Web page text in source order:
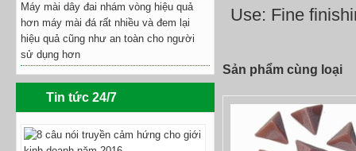
Use: Fine
Sản phẩm cùng loại
Máy mài dây đai nhám vòng hiệu quả
hơn máy mài đá rất nhiều và đem lại
hiệu quả cũng như an toàn cho người
sử dụng hơn
Tin tức 24/7